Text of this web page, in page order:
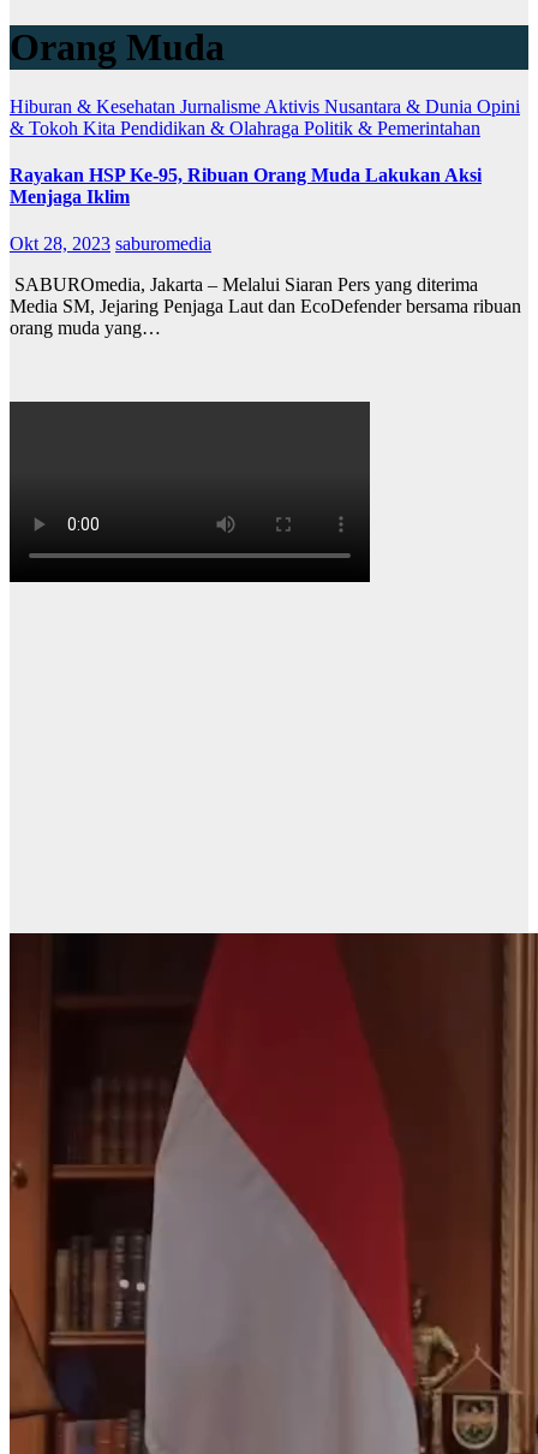
Orang Muda
Hiburan & Kesehatan Jurnalisme Aktivis Nusantara & Dunia Opini
& Tokoh Kita Pendidikan & Olahraga Politik & Pemerintahan
Rayakan HSP Ke-95, Ribuan Orang Muda Lakukan Aksi
Menjaga Iklim
Okt 28, 2023 saburomedia
SABUROmedia, Jakarta – Melalui Siaran Pers yang diterima
Media SM, Jejaring Penjaga Laut dan EcoDefender bersama ribuan
orang muda yang…